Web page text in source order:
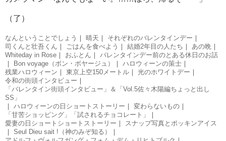
（了）
なんということでしょう ｜ 晴天 ｜ それぞれのバレンタインデー ｜
司くんと壮吾くん ｜ ごはんを食べよう ｜ 結婚2年目の人たち ｜ あの晩 ｜
Whiteday in Rose ｜ おふとん ｜
バレンタインデー前のとある休日のお話
｜
Bon voyage（ボン・ボヤージュ） ｜ ハロウィーンの策士 ｜
残業ハロウィーン ｜ 東京上空150メートル ｜ 光のホワイトデー ｜
令和の街頭インタビュー ｜
「バレンタイン街頭インタビュー」＆「Vol.5佐々木陽編ちょっと出し
SS」
｜
ハロウィーンの日ショートストーリー ｜ 変わらないもの ｜
「甘苦ショッピング」「試されるチョコレート」
｜
愛妻の日ショートショートストーリー ｜
スナップ写真とポッキンアイス
｜
Seul Dieu sait !（神のみぞ知る）
｜